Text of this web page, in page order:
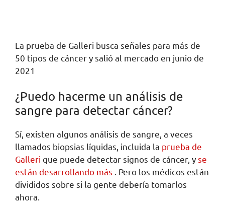
La prueba de Galleri busca señales para más de
50 tipos de cáncer y salió al mercado en junio de
2021
¿Puedo hacerme un análisis de
sangre para detectar cáncer?
Sí, existen algunos análisis de sangre, a veces
llamados biopsias líquidas, incluida la prueba de
Galleri que puede detectar signos de cáncer, yse
están desarrollando más . Pero los médicos están
divididos sobre si la gente debería tomarlos
ahora.